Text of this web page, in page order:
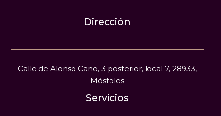
Dirección
Calle de Alonso Cano, 3 posterior, local 7, 28933,
Móstoles
Servicios